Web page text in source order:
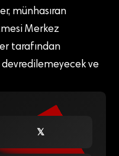
münhasıran
Merkez
tarafından
ve
𝕏